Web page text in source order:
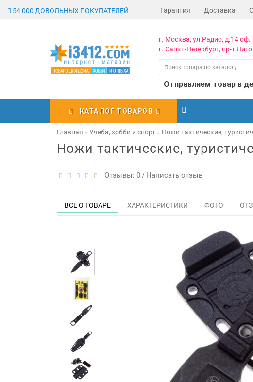
54 000 ДОВОЛЬНЫХ ПОКУПАТЕЛЕЙ Гарантия Доставка
г. Москва, ул.Радио, д.14 оф.
г. Санкт-Петербург, пр-т
Отправляем товар в
КАТАЛОГ ТОВАРОВ
Главная Учеба, хобби и спорт Ножи тактические,
Ножи тактические,
Отзывы: 0 / Написать отзыв
ВСЕ О ТОВАРЕ ХАРАКТЕРИСТИКИ ФОТО